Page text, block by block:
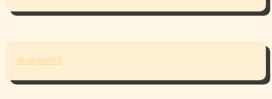
dragon969